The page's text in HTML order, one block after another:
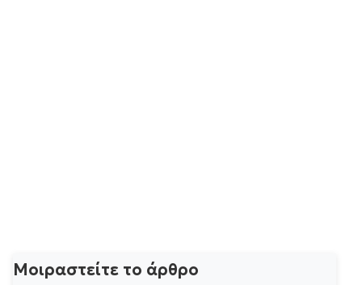
Μοιραστείτε το άρθρο